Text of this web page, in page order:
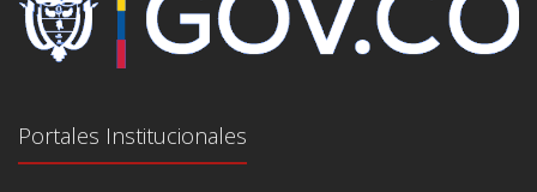
Portales Institucionales